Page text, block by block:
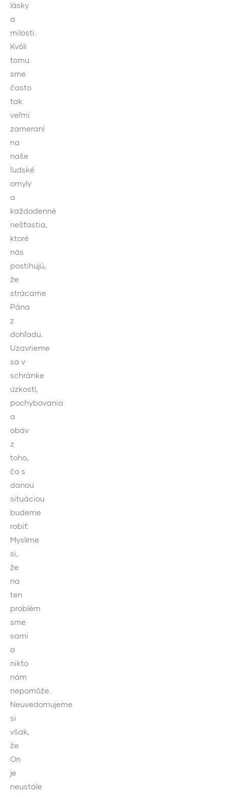
lásky
a
milosti.
Kvôli
tomu
sme
často
tak
veľmi
zameraní
na
naše
ľudské
omyly
a
každodenné
nešťastia,
ktoré
nás
postihujú,
že
strácame
Pána
z
dohľadu.
Uzavrieme
sa v
schránke
úzkostí,
pochybovania
a
obáv
z
toho,
čo s
danou
situáciou
budeme
robiť.
Myslíme
si,
že
na
ten
problém
sme
sami
a
nikto
nám
nepomôže.
Neuvedomujeme
si
však,
že
On
je
neustále